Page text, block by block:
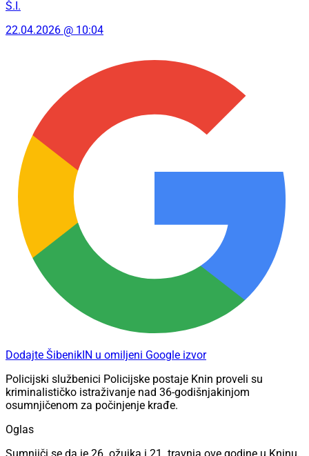
Š.I.
22.04.2026 @ 10:04
Dodajte ŠibenikIN u omiljeni Google izvor
​Policijski službenici Policijske postaje Knin proveli su
kriminalističko istraživanje nad 36-godišnjakinjom
osumnjičenom za počinjenje krađe.
Oglas